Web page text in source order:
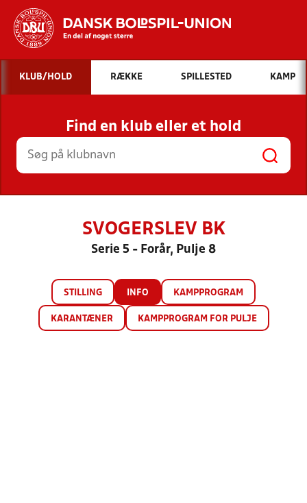
Hvad vil du søge efter?
INDHOLD OG NYHEDER
STILLINGER, RESULTATER, KLUBBER OG
HOLD
KLUB/HOLD RÆKKE SPILLESTED KAMP
Find en klub eller et hold
SVOGERSLEV BK
Serie 5 - Forår, Pulje 8
STILLING INFO KAMPPROGRAM
KARANTÆNER KAMPPROGRAM FOR PULJE